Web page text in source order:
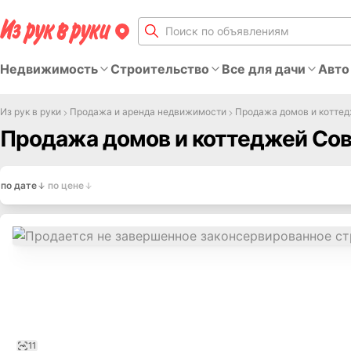
Недвижимость Строительство Все для дачи
Из рук в руки Продажа и аренда недвижимости Продажа домов и
Продажа домов и коттеджей
по дате по цене
11